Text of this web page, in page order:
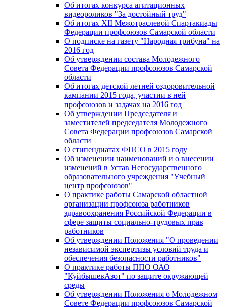
Об итогах конкурса агитационных
видеороликов "За достойный труд"
Об итогах XII Межотраслевой Спартакиады
Федерации профсоюзов Самарской области
О подписке на газету "Народная трибуна" на
2016 год
Об утверждении состава Молодежного
Совета Федерации профсоюзов Самарской
области
Об итогах детской летней оздоровительной
кампании 2015 года, участии в ней
профсоюзов и задачах на 2016 год
Об утверждении Председателя и
заместителей председателя Молодежного
Совета Федерации профсоюзов Самарской
области
О стипендиатах ФПСО в 2015 году
Об изменении наименований и о внесении
изменений в Устав Негосударственного
образовательного учреждения "Учебный
центр профсоюзов"
О практике работы Самарской областной
организации профсоюза работников
здравоохранения Российской Федерации в
сфере защиты социально-трудовых прав
работников
Об утверждении Положения "О проведении
независимой экспертизы условий труда и
обеспечения безопасности работников"
О практике работы ППО ОАО
"КуйбышевАзот" по защите окружающей
среды
Об утверждении Положения о Молодежном
Совете Федерации профсоюзов Самарской